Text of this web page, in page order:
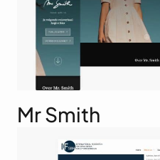
Mr Smith